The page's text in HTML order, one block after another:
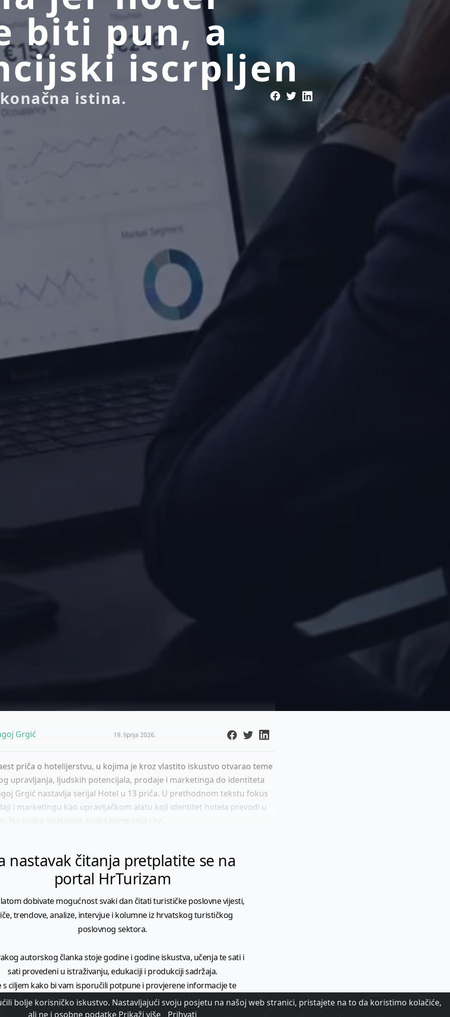
biti pun, a
iscrpljen
istina.
Grgić 19. lipnja 2026.
priča o hotelijerstvu, u kojima je kroz vlastito iskustvo otvarao teme
upravljanja, ljudskih potencijala, prodaje i marketinga do identiteta
Grgić nastavlja serijal Hotel u 13 priča. U prethodnom tekstu fokus
i marketingu kao upravljačkom alatu koji identitet hotela prevodi u
nastavak čitanja pretplatite se na
portal HrTurizam
dobivate mogućnost svaki dan čitati turističke poslovne vijesti,
trendove, analize, intervjue i kolumne iz hrvatskog turističkog
poslovnog sektora.
autorskog članka stoje godine i godine iskustva, učenja te sati i
sati provedeni u istraživanju, edukaciji i produkciji sadržaja.
s ciljem kako bi vam isporučili potpune i provjerene informacije te
donijeli širi kontekst turističkih vijesti i trendova.
bolje korisničko iskustvo. Nastavljajući svoju posjetu na našoj web stranici, pristajete na to da koristimo kolačiće,
ali ne i osobne podatke Prikaži više Prihvati